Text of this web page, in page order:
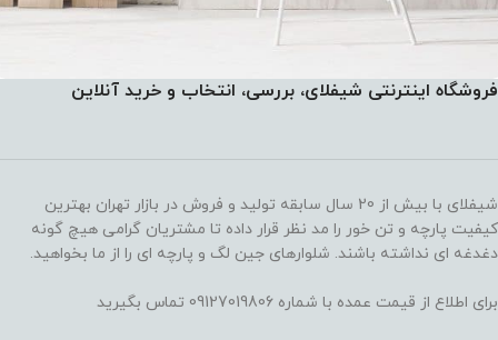
فروشگاه اینترنتی شیفلای، بررسی، انتخاب و خرید آنلاین
شیفلای با بیش از 20 سال سابقه تولید و فروش در بازار تهران بهترین
کیفیت پارچه و تن خور را مد نظر قرار داده تا مشتریان گرامی هیچ گونه
دغدغه ای نداشته باشند. شلوارهای جین لگ و پارچه ای را از ما بخواهید.
برای اطلاع از قیمت عمده با شماره 09127019806 تماس بگیرید